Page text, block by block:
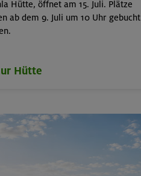
Hütte, öffnet am 15. Juli. Plätze
ab dem 9. Juli um 10 Uhr gebucht
Hütte